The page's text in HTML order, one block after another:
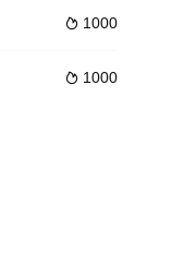
 1000
 1000